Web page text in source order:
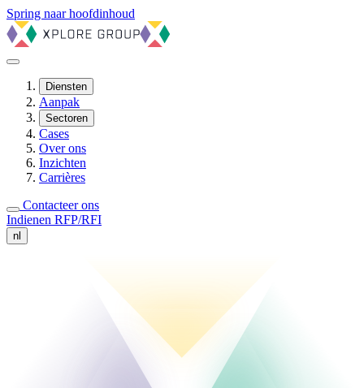
Spring naar hoofdinhoud
Diensten
Aanpak
Sectoren
Cases
Over ons
Inzichten
Carrières
Contacteer ons
Indienen RFP/RFI
nl